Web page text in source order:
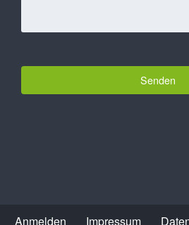
Anmelden Impressum